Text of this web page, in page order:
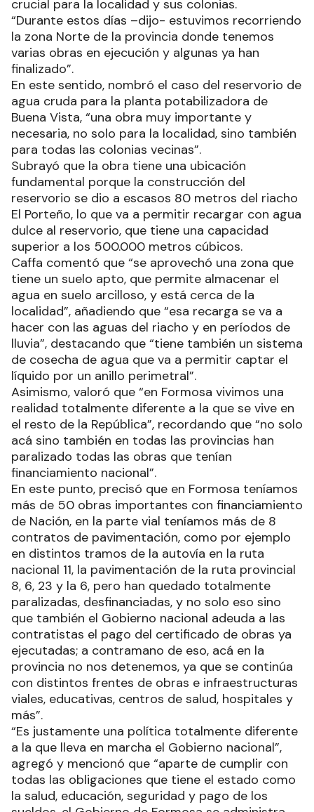
crucial para la localidad y sus colonias.
“Durante estos días –dijo- estuvimos recorriendo
la zona Norte de la provincia donde tenemos
varias obras en ejecución y algunas ya han
finalizado”.
En este sentido, nombró el caso del reservorio de
agua cruda para la planta potabilizadora de
Buena Vista, “una obra muy importante y
necesaria, no solo para la localidad, sino también
para todas las colonias vecinas”.
Subrayó que la obra tiene una ubicación
fundamental porque la construcción del
reservorio se dio a escasos 80 metros del riacho
El Porteño, lo que va a permitir recargar con agua
dulce al reservorio, que tiene una capacidad
superior a los 500.000 metros cúbicos.
Caffa comentó que “se aprovechó una zona que
tiene un suelo apto, que permite almacenar el
agua en suelo arcilloso, y está cerca de la
localidad”, añadiendo que “esa recarga se va a
hacer con las aguas del riacho y en períodos de
lluvia”, destacando que “tiene también un sistema
de cosecha de agua que va a permitir captar el
líquido por un anillo perimetral”.
Asimismo, valoró que “en Formosa vivimos una
realidad totalmente diferente a la que se vive en
el resto de la República”, recordando que “no solo
acá sino también en todas las provincias han
paralizado todas las obras que tenían
financiamiento nacional”.
En este punto, precisó que en Formosa teníamos
más de 50 obras importantes con financiamiento
de Nación, en la parte vial teníamos más de 8
contratos de pavimentación, como por ejemplo
en distintos tramos de la autovía en la ruta
nacional 11, la pavimentación de la ruta provincial
8, 6, 23 y la 6, pero han quedado totalmente
paralizadas, desfinanciadas, y no solo eso sino
que también el Gobierno nacional adeuda a las
contratistas el pago del certificado de obras ya
ejecutadas; a contramano de eso, acá en la
provincia no nos detenemos, ya que se continúa
con distintos frentes de obras e infraestructuras
viales, educativas, centros de salud, hospitales y
más”.
“Es justamente una política totalmente diferente
a la que lleva en marcha el Gobierno nacional”,
agregó y mencionó que “aparte de cumplir con
todas las obligaciones que tiene el estado como
la salud, educación, seguridad y pago de los